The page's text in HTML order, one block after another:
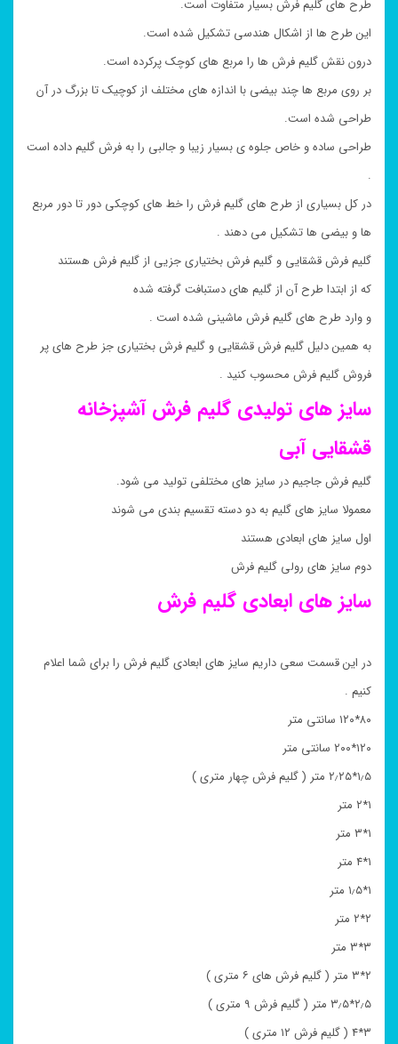
طرح های گلیم فرش بسیار متفاوت است.
این طرح ها از اشکال هندسی تشکیل شده است.
درون نقش گلیم فرش ها را مربع های کوچک پرکرده است.
بر روی مربع ها چند بیضی با اندازه های مختلف از کوچیک تا بزرگ در آن
طراحی شده است.
طراحی ساده و خاص جلوه ی بسیار زیبا و جالبی را به فرش گلیم داده است
.
در کل بسیاری از طرح های گلیم فرش را خط های کوچکی دور تا دور مربع
ها و بیضی ها تشکیل می دهند .
گلیم فرش قشقایی و گلیم فرش بختیاری جزیی از گلیم فرش هستند
که از ابتدا طرح آن از گلیم های دستبافت گرفته شده
و وارد طرح های گلیم فرش ماشینی شده است .
به همین دلیل گلیم فرش قشقایی و گلیم فرش بختیاری جز طرح های پر
فروش گلیم فرش محسوب کنید .
سایز های تولیدی گلیم فرشآشپزخانه
قشقایی آبی
گلیم فرش جاجیم در سایز های مختلفی تولید می شود.
معمولا سایز های گلیم به دو دسته تقسیم بندی می شوند
اول سایز های ابعادی هستند
دوم سایز های رولی گلیم فرش
سایز های ابعادی گلیم فرش
در این قسمت سعی داریم سایز های ابعادی گلیم فرش را برای شما اعلام
کنیم .
۸۰*۱۲۰ سانتی متر
۱۲۰*۲۰۰ سانتی متر
۱٫۵*۲٫۲۵ متر ( گلیم فرش چهار متری )
۱*۲ متر
۱*۳ متر
۱*۴ متر
۱*۱٫۵ متر
۲*۲ متر
۳*۳ متر
۲*۳ متر ( گلیم فرش های ۶ متری )
۲٫۵*۳٫۵ متر ( گلیم فرش ۹ متری )
۳*۴ ( گلیم فرش ۱۲ متری )